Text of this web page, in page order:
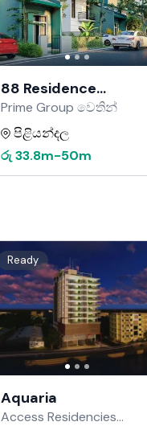
88 Residence
Kahathuduwa
Prime Group වෙතින්
පිළියන්දල
රු 33.8m-50m
Ready
Aquaria
Access Residencies